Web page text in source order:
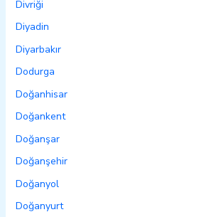
Divriği
Diyadin
Diyarbakır
Dodurga
Doğanhisar
Doğankent
Doğanşar
Doğanşehir
Doğanyol
Doğanyurt